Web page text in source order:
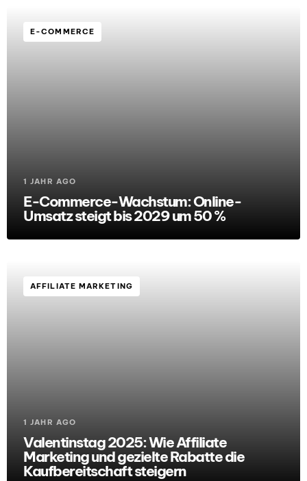
E-COMMERCE
1 JAHR AGO
E-Commerce-Wachstum: Online-
Umsatz steigt bis 2029 um 50 %
AFFILIATE MARKETING
1 JAHR AGO
Valentinstag 2025: Wie Affiliate
Marketing und gezielte Rabatte die
Kaufbereitschaft steigern